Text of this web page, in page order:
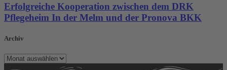
Erfolgreiche Kooperation zwischen dem DRK
Pflegeheim In der Melm und der Pronova BKK
Archiv
Archiv